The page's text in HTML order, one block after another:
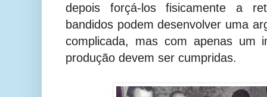
depois forçá-los fisicamente a
bandidos podem desenvolver uma
complicada, mas com apenas um
produção devem ser cumpridas.